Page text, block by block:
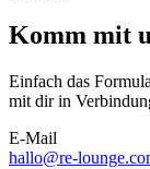
Komm mit
Einfach das
mit dir in
E-Mail
hallo@re-